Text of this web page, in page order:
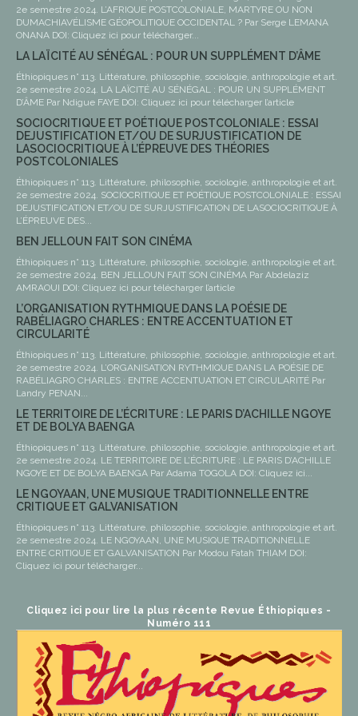
2e semestre 2024. L’AFRIQUE POSTCOLONIALE, MARTYRE OU NON
DUMACHIAVÉLISME GÉOPOLITIQUE OCCIDENTAL ? Par Serge LEMANA
ONANA DOI: Cliquez ici pour télécharger...
LA LAÏCITÉ AU SÉNÉGAL : POUR UN SUPPLÉMENT D’ÂME
Éthiopiques n° 113. Littérature, philosophie, sociologie, anthropologie et art.
2e semestre 2024. LA LAÏCITÉ AU SÉNÉGAL : POUR UN SUPPLÉMENT
D’ÂME Par Ndigue FAYE DOI: Cliquez ici pour télécharger l’article
SOCIOCRITIQUE ET POÉTIQUE POSTCOLONIALE : ESSAI
DEJUSTIFICATION ET/OU DE SURJUSTIFICATION DE
LASOCIOCRITIQUE À L’ÉPREUVE DES THÉORIES
POSTCOLONIALES
Éthiopiques n° 113. Littérature, philosophie, sociologie, anthropologie et art.
2e semestre 2024. SOCIOCRITIQUE ET POÉTIQUE POSTCOLONIALE : ESSAI
DEJUSTIFICATION ET/OU DE SURJUSTIFICATION DE LASOCIOCRITIQUE À
L’ÉPREUVE DES...
BEN JELLOUN FAIT SON CINÉMA
Éthiopiques n° 113. Littérature, philosophie, sociologie, anthropologie et art.
2e semestre 2024. BEN JELLOUN FAIT SON CINÉMA Par Abdelaziz
AMRAOUI DOI: Cliquez ici pour télécharger l’article
L’ORGANISATION RYTHMIQUE DANS LA POÉSIE DE
RABÉLIAGRO CHARLES : ENTRE ACCENTUATION ET
CIRCULARITÉ
Éthiopiques n° 113. Littérature, philosophie, sociologie, anthropologie et art.
2e semestre 2024. L’ORGANISATION RYTHMIQUE DANS LA POÉSIE DE
RABÉLIAGRO CHARLES : ENTRE ACCENTUATION ET CIRCULARITÉ Par
Landry PENAN...
LE TERRITOIRE DE L’ÉCRITURE : LE PARIS D’ACHILLE NGOYE
ET DE BOLYA BAENGA
Éthiopiques n° 113. Littérature, philosophie, sociologie, anthropologie et art.
2e semestre 2024. LE TERRITOIRE DE L’ÉCRITURE : LE PARIS D’ACHILLE
NGOYE ET DE BOLYA BAENGA Par Adama TOGOLA DOI: Cliquez ici...
LE NGOYAAN, UNE MUSIQUE TRADITIONNELLE ENTRE
CRITIQUE ET GALVANISATION
Éthiopiques n° 113. Littérature, philosophie, sociologie, anthropologie et art.
2e semestre 2024. LE NGOYAAN, UNE MUSIQUE TRADITIONNELLE
ENTRE CRITIQUE ET GALVANISATION Par Modou Fatah THIAM DOI:
Cliquez ici pour télécharger...
Cliquez ici pour lire la plus récente Revue Éthiopiques -
Numéro 111